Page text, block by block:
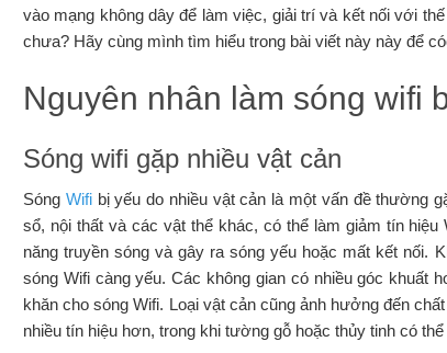
vào mạng không dây để làm việc, giải trí và kết nối với
chưa? Hãy cùng mình tìm hiểu trong bài viết này này để
Nguyên nhân làm sóng wifi
Sóng wifi gặp nhiều vật cản
Sóng Wifibị yếu do nhiều vật cản là một vấn đề thường
sổ, nội thất và các vật thể khác, có thể làm giảm tín
năng truyền sóng và gây ra sóng yếu hoặc mất kết nối.
sóng Wifi càng yếu. Các không gian có nhiều góc khuất
khăn cho sóng Wifi. Loại vật cản cũng ảnh hưởng đến
nhiều tín hiệu hơn, trong khi tường gỗ hoặc thủy tinh có